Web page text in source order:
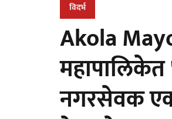
विदर्भ
Akola
महापालिकेत
नगरसेवक